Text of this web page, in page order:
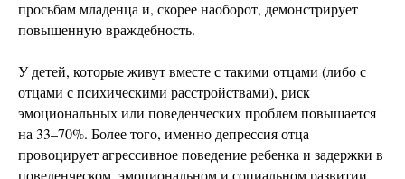
просьбам младенца и, скорее наоборот, демонстрирует
повышенную враждебность.
У детей, которые живут вместе с такими отцами (либо с
отцами с психическими расстройствами), риск
эмоциональных или поведенческих проблем повышается
на 33–70%. Более того, именно депрессия отца
провоцирует агрессивное поведение ребенка и задержки в
поведенческом, эмоциональном и социальном развитии.